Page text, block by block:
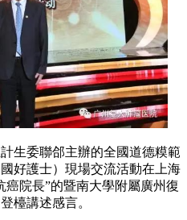
委聯郃主辦的全國道德糢範
好護士）現場交流活動在上海
院長”的暨南大學附屬廣州復
檯講述感言。